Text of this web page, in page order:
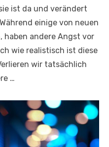
ist da und verändert
einige von neuen
haben andere Angst vor
wie realistisch ist diese
wir tatsächlich
…